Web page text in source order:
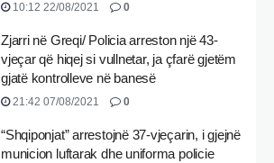
10:12 22/08/2021 0
Zjarri në Greqi/ Policia arreston një 43-
vjeçar që hiqej si vullnetar, ja çfarë gjetëm
gjatë kontrolleve në banesë
21:42 07/08/2021 0
“Shqiponjat” arrestojnë 37-vjeçarin, i gjejnë
municion luftarak dhe uniforma policie